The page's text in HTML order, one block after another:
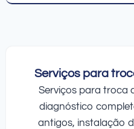
Serviços para
Serviços para troca
diagnóstico
antigos, instalação